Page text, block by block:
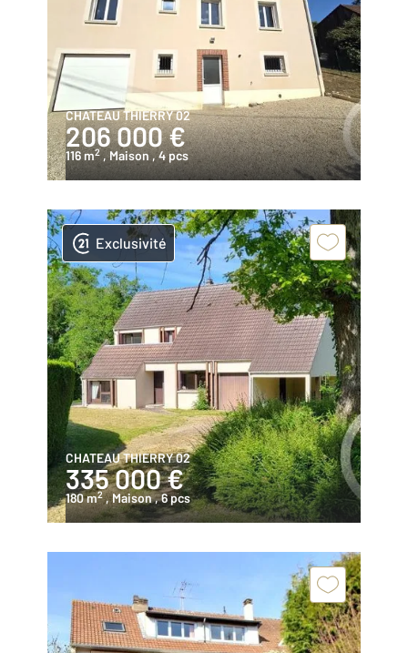
CHATEAU THIERRY 02
206 000 €
116 m2 , Maison, 4 pcs
Exclusivité
CHATEAU THIERRY 02
335 000 €
180 m2 , Maison, 6 pcs